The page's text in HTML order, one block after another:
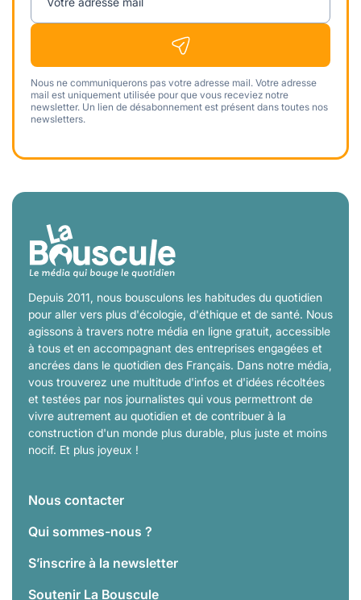
Nous ne communiquerons pas votre adresse mail. Votre adresse
mail est uniquement utilisée pour que vous receviez notre
newsletter. Un lien de désabonnement est présent dans toutes nos
newsletters.
Depuis 2011, nous bousculons les habitudes du quotidien
pour aller vers plus d'écologie, d'éthique et de santé. Nous
agissons à travers notre média en ligne gratuit, accessible
à tous et en accompagnant des entreprises engagées et
ancrées dans le quotidien des Français. Dans notre média,
vous trouverez une multitude d'infos et d'idées récoltées
et testées par nos journalistes qui vous permettront de
vivre autrement au quotidien et de contribuer à la
construction d'un monde plus durable, plus juste et moins
nocif. Et plus joyeux !
Nous contacter
Qui sommes-nous ?
S’inscrire à la newsletter
Soutenir La Bouscule